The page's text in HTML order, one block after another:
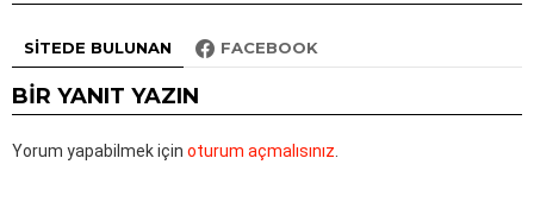
SITEDE BULUNAN FACEBOOK
BIR YANIT YAZIN
Yorum yapabilmek için oturum açmalısınız